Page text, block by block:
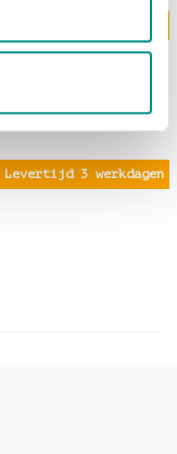
Levertijd 3 werkdagen